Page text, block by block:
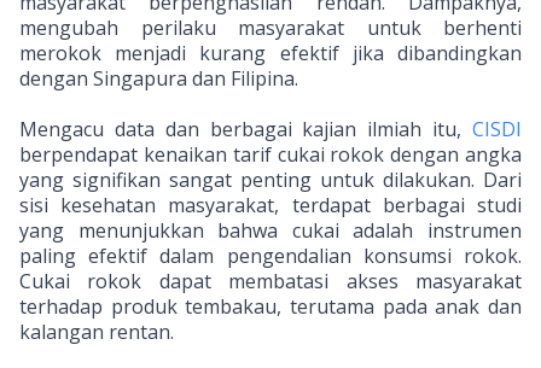
mengubah perilaku masyarakat untuk berhenti
merokok menjadi kurang efektif jika dibandingkan
dengan Singapura dan Filipina.
Mengacu data dan berbagai kajian ilmiah itu, CISDI
berpendapat kenaikan tarif cukai rokok dengan angka
yang signifikan sangat penting untuk dilakukan. Dari
sisi kesehatan masyarakat, terdapat berbagai studi
yang menunjukkan bahwa cukai adalah instrumen
paling efektif dalam pengendalian konsumsi rokok.
Cukai rokok dapat membatasi akses masyarakat
terhadap produk tembakau, terutama pada anak dan
kalangan rentan.